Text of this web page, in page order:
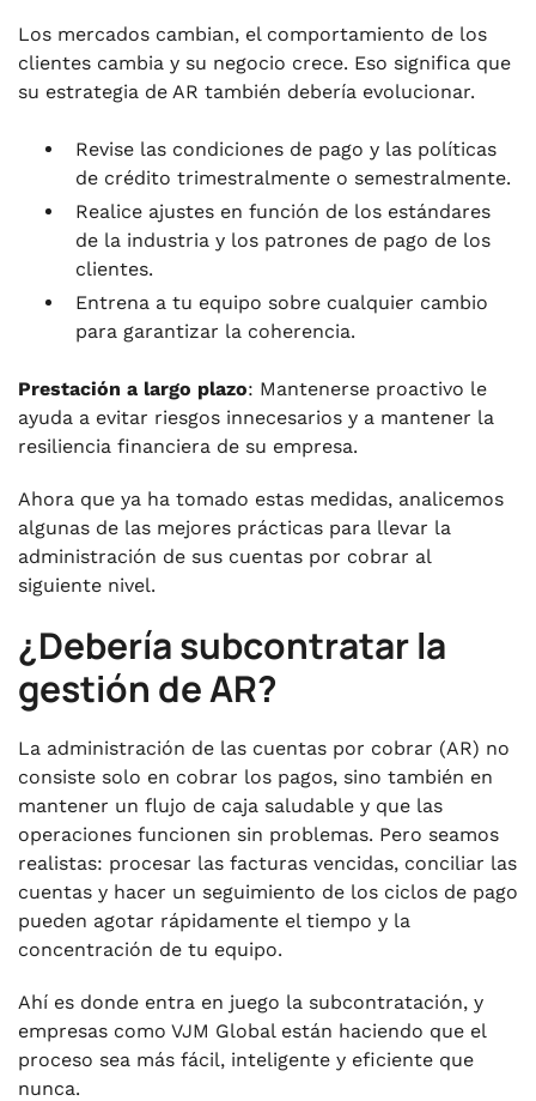
Los mercados cambian, el comportamiento de los
clientes cambia y su negocio crece. Eso significa que
su estrategia de AR también debería evolucionar.
Revise las condiciones de pago y las políticas
de crédito trimestralmente o semestralmente.
Realice ajustes en función de los estándares
de la industria y los patrones de pago de los
clientes.
Entrena a tu equipo sobre cualquier cambio
para garantizar la coherencia.
Prestación a largo plazo: Mantenerse proactivo le
ayuda a evitar riesgos innecesarios y a mantener la
resiliencia financiera de su empresa.
Ahora que ya ha tomado estas medidas, analicemos
algunas de las mejores prácticas para llevar la
administración de sus cuentas por cobrar al
siguiente nivel.
¿Debería subcontratar la
gestión de AR?
La administración de las cuentas por cobrar (AR) no
consiste solo en cobrar los pagos, sino también en
mantener un flujo de caja saludable y que las
operaciones funcionen sin problemas. Pero seamos
realistas: procesar las facturas vencidas, conciliar las
cuentas y hacer un seguimiento de los ciclos de pago
pueden agotar rápidamente el tiempo y la
concentración de tu equipo.
Ahí es donde entra en juego la subcontratación, y
empresas como VJM Global están haciendo que el
proceso sea más fácil, inteligente y eficiente que
nunca.